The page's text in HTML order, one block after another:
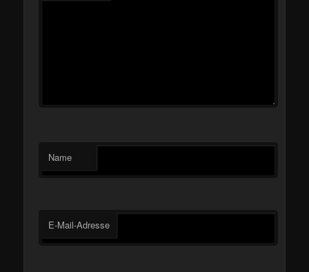
Name
E-Mail-Adresse